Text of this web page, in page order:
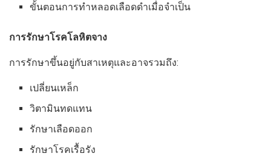
ขั้นตอนการทำหลอดเลือดดำเมื่อจำเป็น
การรักษาโรคโลหิตจาง
การรักษาขึ้นอยู่กับสาเหตุและอาจรวมถึง:
เปลี่ยนเหล็ก
วิตามินทดแทน
รักษาเลือดออก
รักษาโรคเรื้อรัง